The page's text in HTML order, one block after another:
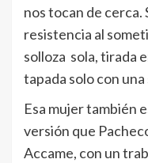
nos tocan de cerca.
resistencia al
solloza sola, tirada
tapada solo con una
Esa mujer también
versión que
Accame, con un